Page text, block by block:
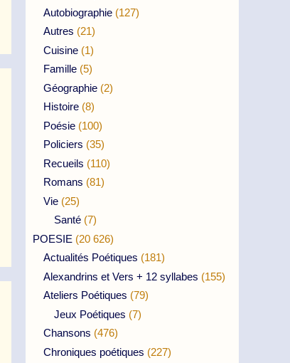
Autobiographie (127)
Autres (21)
Cuisine (1)
Famille (5)
Géographie (2)
Histoire (8)
Poésie (100)
Policiers (35)
Recueils (110)
Romans (81)
Vie (25)
Santé (7)
POESIE (20 626)
Actualités Poétiques (181)
Alexandrins et Vers + 12 syllabes (155)
Ateliers Poétiques (79)
Jeux Poétiques (7)
Chansons (476)
Chroniques poétiques (227)